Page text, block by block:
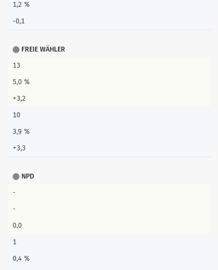
1,2 %
-0,1
FREIE WÄHLER
13
5,0 %
+3,2
10
3,9 %
+3,3
NPD
-
-
0,0
1
0,4 %